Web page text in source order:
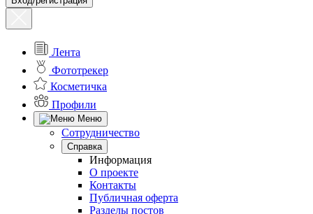
Лента
Фототрекер
Косметичка
Профили
Меню
Сотрудничество
Справка
Информация
О проекте
Контакты
Публичная оферта
Разделы постов